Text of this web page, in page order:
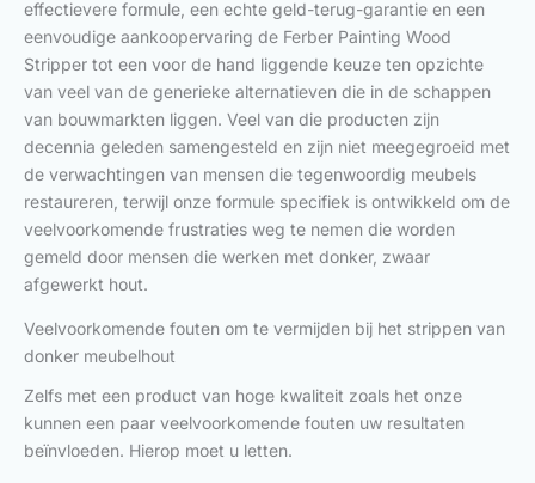
effectievere formule, een echte geld-terug-garantie en een
eenvoudige aankoopervaring de Ferber Painting Wood
Stripper tot een voor de hand liggende keuze ten opzichte
van veel van de generieke alternatieven die in de schappen
van bouwmarkten liggen. Veel van die producten zijn
decennia geleden samengesteld en zijn niet meegegroeid met
de verwachtingen van mensen die tegenwoordig meubels
restaureren, terwijl onze formule specifiek is ontwikkeld om de
veelvoorkomende frustraties weg te nemen die worden
gemeld door mensen die werken met donker, zwaar
afgewerkt hout.
Veelvoorkomende fouten om te vermijden bij het strippen van
donker meubelhout
Zelfs met een product van hoge kwaliteit zoals het onze
kunnen een paar veelvoorkomende fouten uw resultaten
beïnvloeden. Hierop moet u letten.